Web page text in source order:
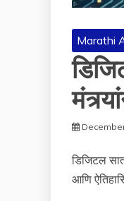
Marathi
डिजिटल
आणि